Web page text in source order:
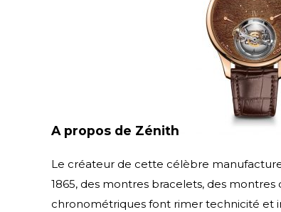
A propos de Zénith
Le créateur de cette célèbre
1865, des montres bracelets, des
chronométriques font rimer technicité et